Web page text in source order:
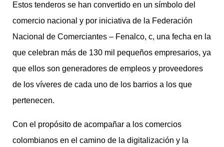
Estos tenderos se han convertido en un símbolo del
comercio nacional y por iniciativa de la Federación
Nacional de Comerciantes – Fenalco, c, una fecha en la
que celebran más de 130 mil pequeños empresarios, ya
que ellos son generadores de empleos y proveedores
de los víveres de cada uno de los barrios a los que
pertenecen.
Con el propósito de acompañar a los comercios
colombianos en el camino de la digitalización y la